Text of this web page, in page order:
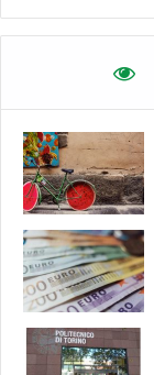
a
b
o
o
k